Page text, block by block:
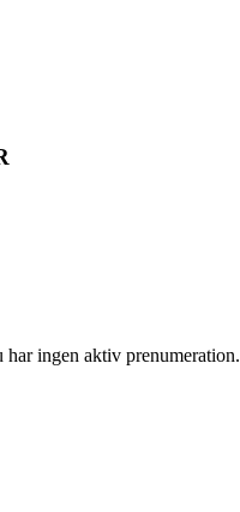
ingen aktiv prenumeration.